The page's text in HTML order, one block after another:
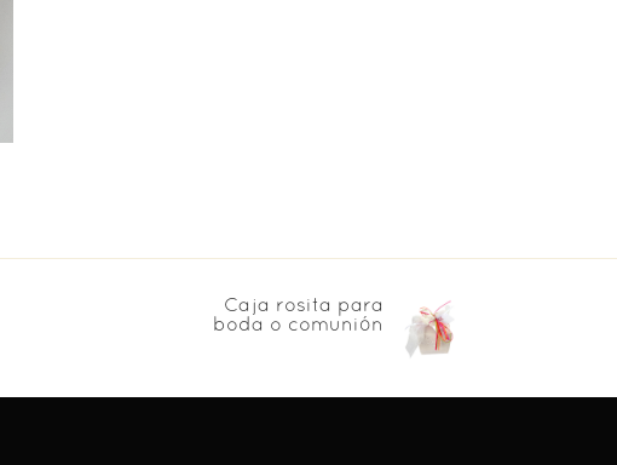
Caja rosita para
boda o comunión